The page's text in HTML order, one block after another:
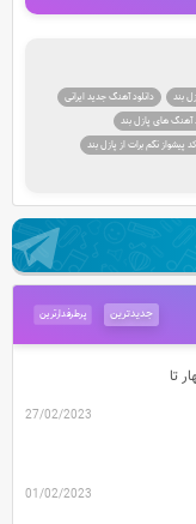
بند
دانلود آهنگ جدید ایرانی
آهنگ های پازل بند
کد پیشواز نگم برات از پازل بند
پرطرفدارترین جدیدترین
تا
27/02/2023
01/02/2023